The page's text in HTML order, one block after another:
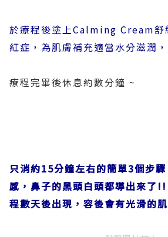
於療程後塗上Calming Cream舒
紅症，為肌膚補充適當水分滋潤
療程完畢後休息約數分鐘 ~
只消約15分鐘左右的簡單3個步
感，鼻子的黑頭白頭都導出來了
程數天後出現，容後會有光滑的